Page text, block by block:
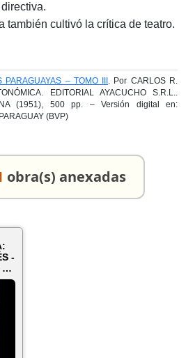
también cultivó la crítica de teatro.
– TOMO III . Por CARLOS R.
EDITORIAL AYACUCHO S.R.L..
(1951), 500 pp. – Versión digital en:
(BVP)
obra(s) anexadas
-